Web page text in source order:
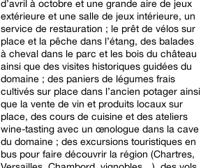
d’avril à octobre et une grande aire de jeux
extérieure et une salle de jeux intérieure, un
service de restauration ; le prêt de vélos sur
place et la pêche dans l’étang, des balades
à cheval dans le parc et les bois du château
ainsi que des visites historiques guidées du
domaine ; des paniers de légumes frais
cultivés sur place dans l’ancien potager ainsi
que la vente de vin et produits locaux sur
place, des cours de cuisine et des ateliers
wine-tasting avec un œnologue dans la cave
du domaine ; des excursions touristiques en
bus pour faire découvrir la région (Chartres,